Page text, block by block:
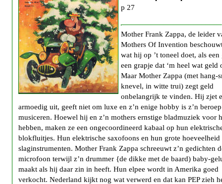
p 27
Mother Frank Zappa, de leider
Mothers Of Invention
wat hij op ’t toneel doet, als een
een grapje dat ‘m heel wat geld
Maar Mother Zappa (met hang-
knevel, in witte trui) zegt geld
onbelangrijk te vinden. Hij zjet
armoedig uit, geeft niet om luxe en z’n enige hobby is z’n
musiceren. Hoewel hij en z’n mothers ernstige bladmuziek voor
hebben, maken ze een ongecoordineerd kabaal op hun
blokfluitjes. Hun elektrische saxofoons en hun grote hoeveelheid
slaginstrumenten. Mother Frank Zappa schreeuwt z’n gedichten
microfoon terwijl z’n drummer {de dikke met de baard) baby-
maakt als hij daar zin in heeft. Hun elpee wordt in Amerika goed
verkocht. Nederland kijkt nog wat verwerd en dat kan PEP zieh